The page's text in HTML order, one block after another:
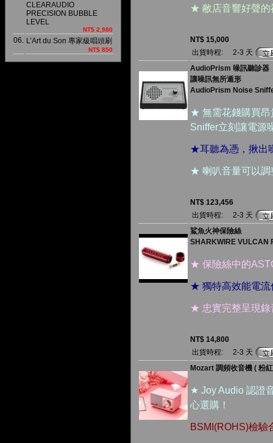
CLEARAUDIO
PRECISION BUBBLE
LEVEL
NT$ 2,980
06. L’Art du Son 專家級唱頭刷
NT$ 850
★ 敝店音響好聲的
NT$ 15,000
出貨時程:
2-3 天
AudioPrism 噪訊聽診器
讓噪訊無所遁形
AudioPrism Noise
★ 無需花錢購買昂
Sniffer立刻讓電源
★耳聽為憑，揪出
★ 喇叭音量可以調
NT$ 123,456
出貨時程:
2-3 天
鯊魚火神保險絲
SHARKWIRE VULCAN
★ 保險絲中的
★ 獨特高效能電流
★ 忠實完整呈現錄
NT$ 14,800
出貨時程:
2-3 天
Mozart 調頻收音機 ( 粉
★ Joy Audio 認證
心選購！
BSMI(ROHS)檢驗